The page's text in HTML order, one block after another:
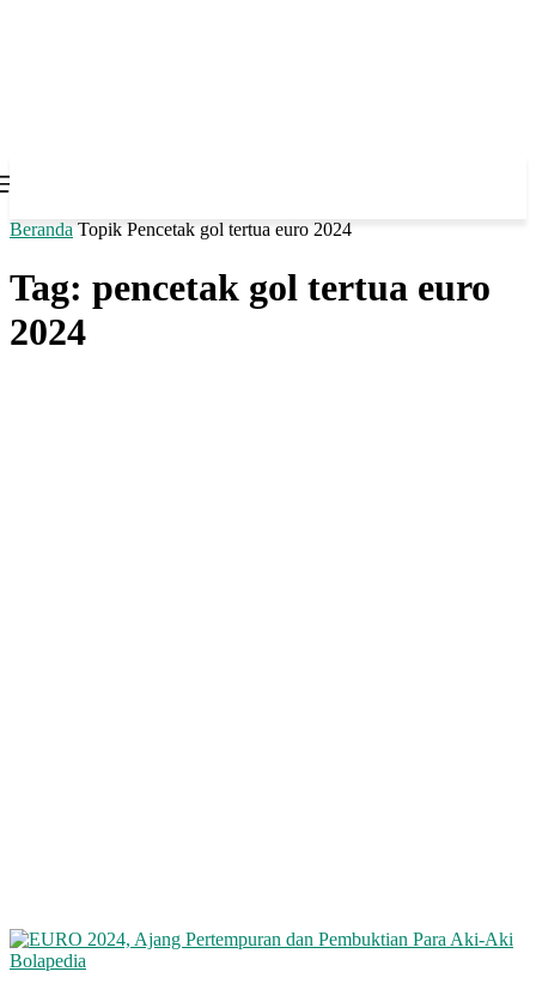
Beranda Topik Pencetak gol tertua euro 2024
Tag: pencetak gol tertua euro
2024
Bolapedia